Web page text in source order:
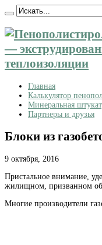
—
теплоизоляции
Главная
Калькулятор
Минеральная
Партнеры и друзья
Блоки из
9 октября, 2016
Пристальное внимание,
жилищном, призванном
Многие производители